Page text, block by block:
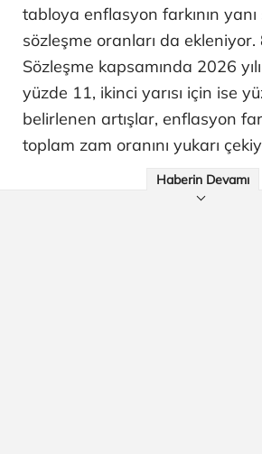
tabloya enflasyon farkının yanı
sözleşme oranları da ekleniyor.
Sözleşme kapsamında 2026
yüzde 11, ikinci yarısı için ise
belirlenen artışlar, enflasyon
toplam zam oranını yukarı
Haberin Devamı